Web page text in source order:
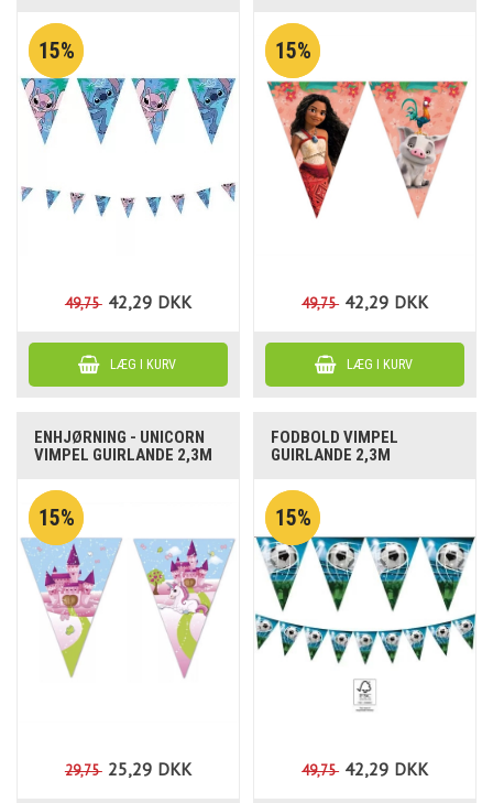
15%
49,75 42,29 DKK
15%
49,75 42,29 DKK
ENHJØRNING - UNICORN
VIMPEL GUIRLANDE 2,3M
15%
29,75 25,29 DKK
FODBOLD VIMPEL
GUIRLANDE 2,3M
15%
49,75 42,29 DKK